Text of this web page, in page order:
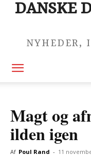
DANSKE
NYHEDER,
Magt og
ilden igen
Af Poul Rand - 11